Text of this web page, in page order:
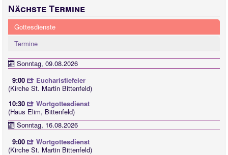
Nächste Termine
Gottesdienste
Termine
Sonntag, 09.08.2026
9:00
Eucharistiefeier
(Kirche St. Martin Bittenfeld)
10:30
Wortgottesdienst
(Haus Elim, Bittenfeld)
Sonntag, 16.08.2026
9:00
Wortgottesdienst
(Kirche St. Martin Bittenfeld)